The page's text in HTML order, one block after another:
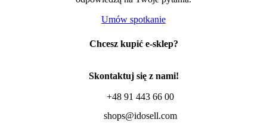
Umów spotkanie
Chcesz kupić e-sklep?
Skontaktuj się z nami!
+48 91 443 66 00
shops@idosell.com